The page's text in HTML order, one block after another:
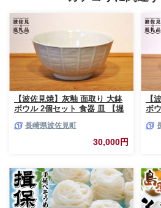
ヒロ株式会社 [BACG001]
【波佐見焼】灰釉 面取り 大鉢
ボウル 2個セット 食器 皿 【堀
長崎県波佐見町
30,000円
【
ボ